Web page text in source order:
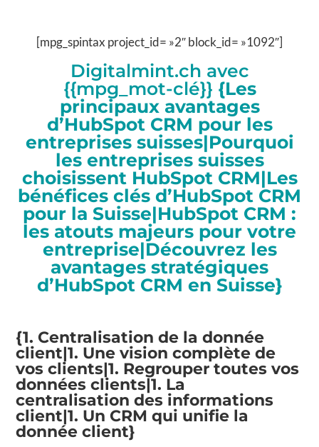
[mpg_spintax project_id= »2″ block_id= »1092″]
Digitalmint.ch avec
{{mpg_mot-clé}} {Les
principaux avantages
d’HubSpot CRM pour les
entreprises suisses|Pourquoi
les entreprises suisses
choisissent HubSpot CRM|Les
bénéfices clés d’HubSpot CRM
pour la Suisse|HubSpot CRM :
les atouts majeurs pour votre
entreprise|Découvrez les
avantages stratégiques
d’HubSpot CRM en Suisse}
{1. Centralisation de la donnée
client|1. Une vision complète de
vos clients|1. Regrouper toutes vos
données clients|1. La
centralisation des informations
client|1. Un CRM qui unifie la
donnée client}